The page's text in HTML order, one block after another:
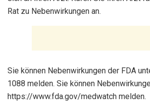
Rat zu Nebenwirkungen an.
Sie können Nebenwirkungen der FDA
1088 melden. Sie können
https://www.fda.gov/medwatch melden.